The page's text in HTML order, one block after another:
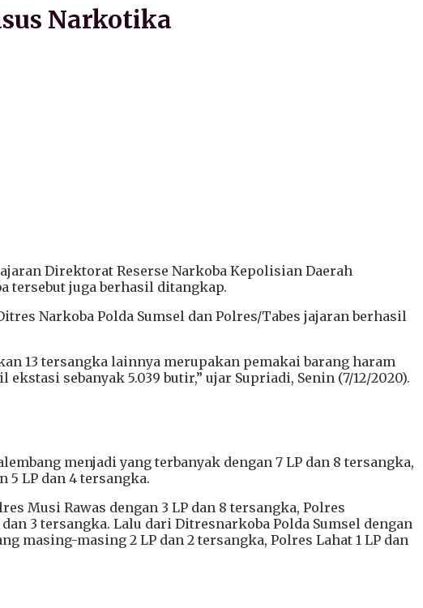
Narkotika
Direktorat Reserse Narkoba Kepolisian Daerah
tersebut juga berhasil ditangkap.
Narkoba Polda Sumsel dan Polres/Tabes jajaran berhasil
13 tersangka lainnya merupakan pemakai barang haram
sebanyak 5.039 butir,” ujar Supriadi, Senin (7/12/2020).
menjadi yang terbanyak dengan 7 LP dan 8 tersangka,
5 LP dan 4 tersangka.
Musi Rawas dengan 3 LP dan 8 tersangka, Polres
3 tersangka. Lalu dari Ditresnarkoba Polda Sumsel dengan
masing-masing 2 LP dan 2 tersangka, Polres Lahat 1 LP dan